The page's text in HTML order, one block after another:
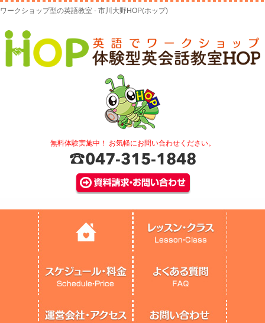
ワークショップ型の英語教室 - 市川大野HOP(ホップ)
無料体験実施中！ お気軽にお問い合わせください。